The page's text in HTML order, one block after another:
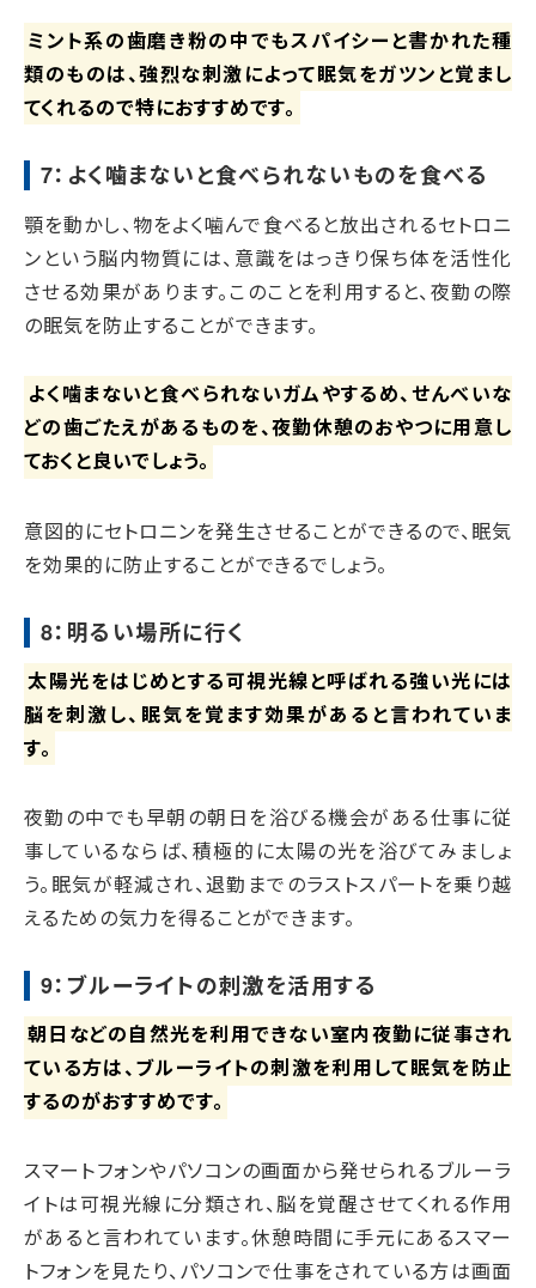
ミント系の歯磨き粉の中でもスパイシーと書かれた種
類のものは、強烈な刺激によって眠気をガツンと覚まし
てくれるので特におすすめです。
7：よく噛まないと食べられないものを食べる
顎を動かし、物をよく噛んで食べると放出されるセトロニ
ンという脳内物質には、意識をはっきり保ち体を活性化
させる効果があります。このことを利用すると、夜勤の際
の眠気を防止することができます。
よく噛まないと食べられないガムやするめ、せんべいな
どの歯ごたえがあるものを、夜勤休憩のおやつに用意し
ておくと良いでしょう。
意図的にセトロニンを発生させることができるので、眠気
を効果的に防止することができるでしょう。
8：明るい場所に行く
太陽光をはじめとする可視光線と呼ばれる強い光には
脳を刺激し、眠気を覚ます効果があると言われていま
す。
夜勤の中でも早朝の朝日を浴びる機会がある仕事に従
事しているならば、積極的に太陽の光を浴びてみましょ
う。眠気が軽減され、退勤までのラストスパートを乗り越
えるための気力を得ることができます。
9：ブルーライトの刺激を活用する
朝日などの自然光を利用できない室内夜勤に従事され
ている方は、ブルーライトの刺激を利用して眠気を防止
するのがおすすめです。
スマートフォンやパソコンの画面から発せられるブルーラ
イトは可視光線に分類され、脳を覚醒させてくれる作用
があると言われています。休憩時間に手元にあるスマー
トフォンを見たり、パソコンで仕事をされている方は画面